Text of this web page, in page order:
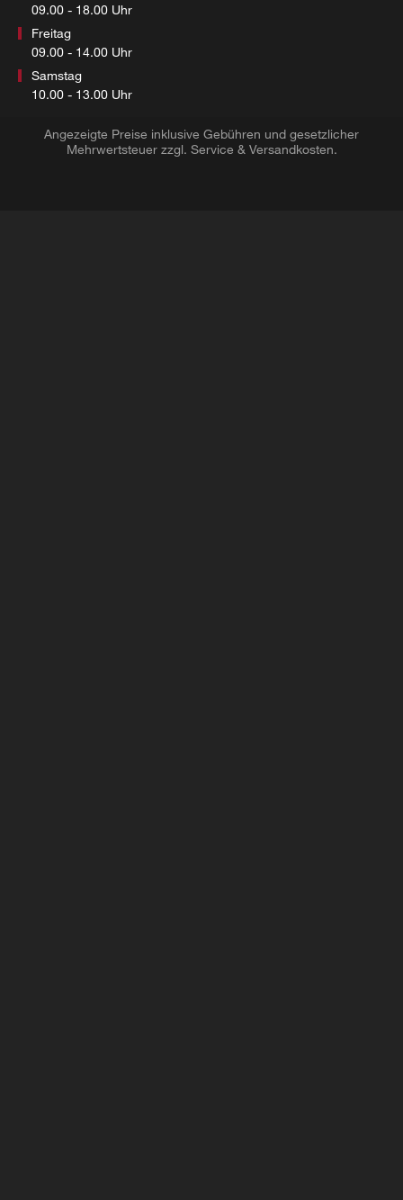
09.00 - 18.00 Uhr
Freitag
09.00 - 14.00 Uhr
Samstag
10.00 - 13.00 Uhr
Angezeigte Preise inklusive Gebühren und gesetzlicher
Mehrwertsteuer zzgl. Service & Versandkosten.